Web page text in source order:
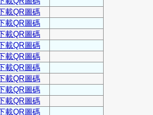
載QR圖碼
載QR圖碼
載QR圖碼
載QR圖碼
載QR圖碼
載QR圖碼
載QR圖碼
載QR圖碼
載QR圖碼
載QR圖碼